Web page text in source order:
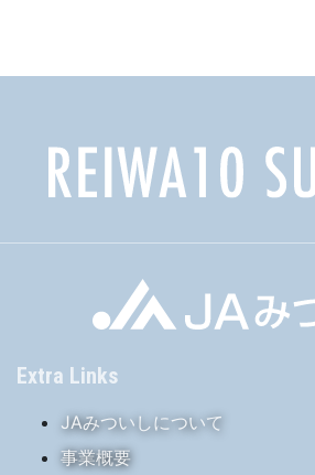
Extra Links
JAみついしについて
事業概要